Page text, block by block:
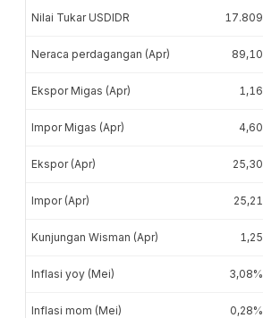
Nilai Tukar USDIDR 17.809
Neraca perdagangan (Apr) 89,10
Ekspor Migas (Apr) 1,16
Impor Migas (Apr) 4,60
Ekspor (Apr) 25,30
Impor (Apr) 25,21
Kunjungan Wisman (Apr) 1,25
Inflasi yoy (Mei) 3,08%
Inflasi mom (Mei) 0,28%